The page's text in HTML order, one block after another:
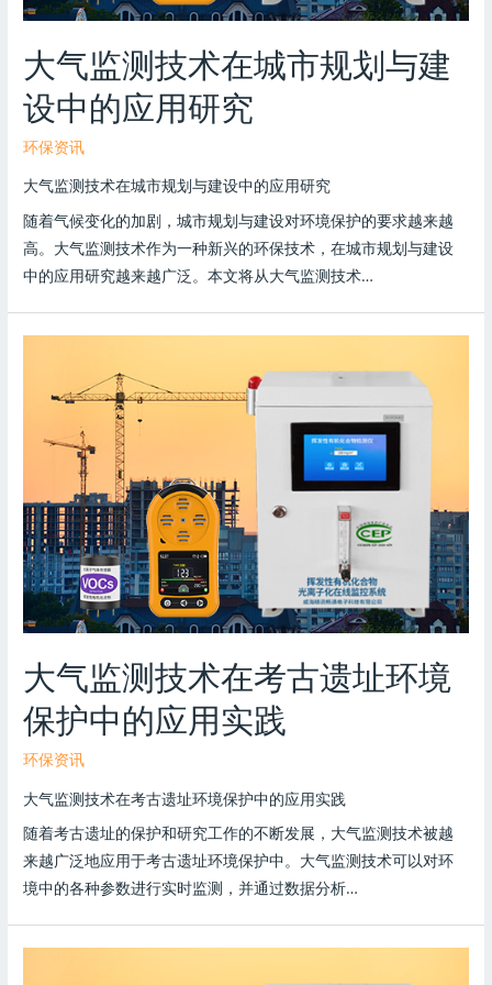
大气监测技术在城市规划与建
设中的应用研究
环保资讯
大气监测技术在城市规划与建设中的应用研究
随着气候变化的加剧，城市规划与建设对环境保护的要求越来越
高。大气监测技术作为一种新兴的环保技术，在城市规划与建设
中的应用研究越来越广泛。本文将从大气监测技术…
大气监测技术在考古遗址环境
保护中的应用实践
环保资讯
大气监测技术在考古遗址环境保护中的应用实践
随着考古遗址的保护和研究工作的不断发展，大气监测技术被越
来越广泛地应用于考古遗址环境保护中。大气监测技术可以对环
境中的各种参数进行实时监测，并通过数据分析…